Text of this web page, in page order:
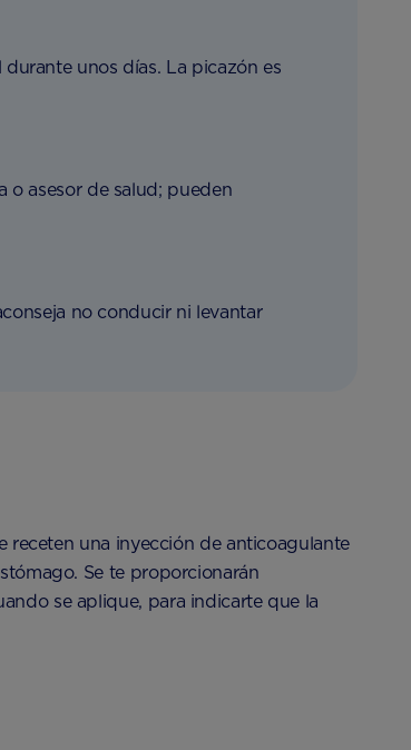
unos días. La picazón es
o asesor de salud; pueden
no conducir ni levantar
receten una inyección de anticoagulante
Se te proporcionarán
se aplique, para indicarte que la